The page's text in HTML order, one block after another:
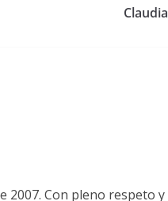
2007. Con pleno respeto